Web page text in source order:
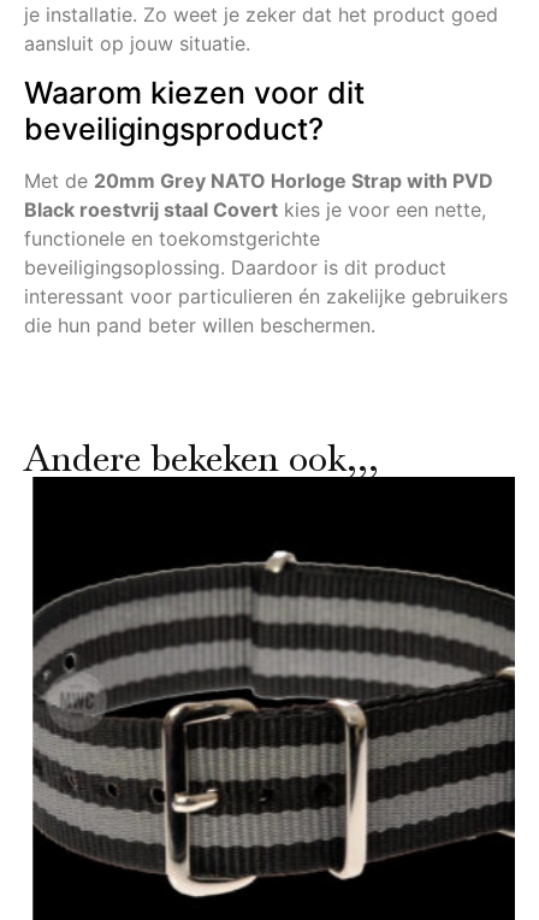
je installatie. Zo weet je zeker dat het product goed
aansluit op jouw situatie.
Waarom kiezen voor dit
beveiligingsproduct?
Met de 20mm Grey NATO Horloge Strap with PVD
Black roestvrij staal Covert kies je voor een nette,
functionele en toekomstgerichte
beveiligingsoplossing. Daardoor is dit product
interessant voor particulieren én zakelijke gebruikers
die hun pand beter willen beschermen.
Andere bekeken ook,,,